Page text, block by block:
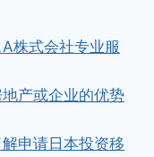
株式会社专业服
产或企业的优势
申请日本投资移